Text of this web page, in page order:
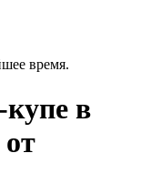
время.
в